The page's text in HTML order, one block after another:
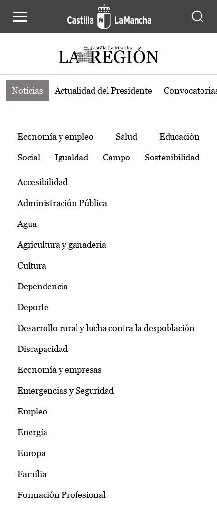
Noticias de la región de Castilla-La
Noticias Actualidad del Presidente
Temas
Economía y empleo Salud Educación
Social Igualdad Campo Sostenibilidad
Accesibilidad
Administración Pública
Agua
Agricultura y ganadería
Cultura
Dependencia
Deporte
Desarrollo rural y lucha contra la despoblación
Discapacidad
Economía y empresas
Emergencias y Seguridad
Empleo
Energía
Europa
Familia
Formación Profesional